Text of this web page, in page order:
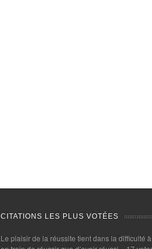
CITATIONS LES PLUS VOTÉES
Le plaisir de la réussite tient dans la difficulté